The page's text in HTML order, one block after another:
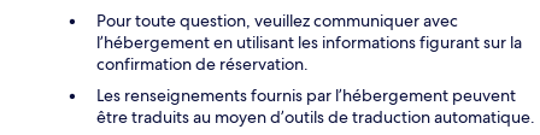
Pour toute question, veuillez communiquer avec
l’hébergement en utilisant les informations figurant sur la
confirmation de réservation.
Les renseignements fournis par l’hébergement peuvent
être traduits au moyen d’outils de traduction automatique.